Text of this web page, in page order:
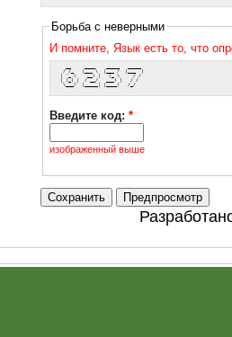
Борьба с неверными
И помните, Язык есть то, что
  / /_   |___ \  |___ /  |___  |
| '_ \    __) |   |_ \     / /
| (_) |  / __/   ___) |   / /
  \___/  |_____| |____/   /_/
Введите код: *
изображенный выше